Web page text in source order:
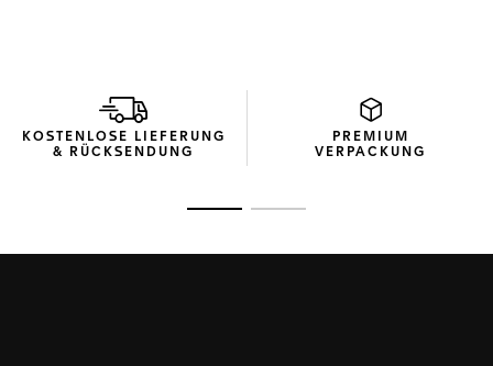
KOSTENLOSE LIEFERUNG
& RÜCKSENDUNG
PREMIUM
VERPACKUNG